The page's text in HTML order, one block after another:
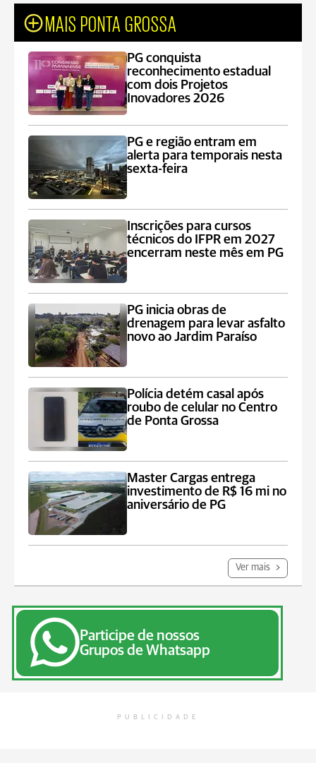
MAIS PONTA GROSSA
PG conquista
reconhecimento estadual
com dois Projetos
Inovadores 2026
PG e região entram em
alerta para temporais nesta
sexta-feira
Inscrições para cursos
técnicos do IFPR em 2027
encerram neste mês em PG
PG inicia obras de
drenagem para levar asfalto
novo ao Jardim Paraíso
Polícia detém casal após
roubo de celular no Centro
de Ponta Grossa
Master Cargas entrega
investimento de R$ 16 mi no
aniversário de PG
Ver mais
Participe de nossos
Grupos de Whatsapp
PUBLICIDADE